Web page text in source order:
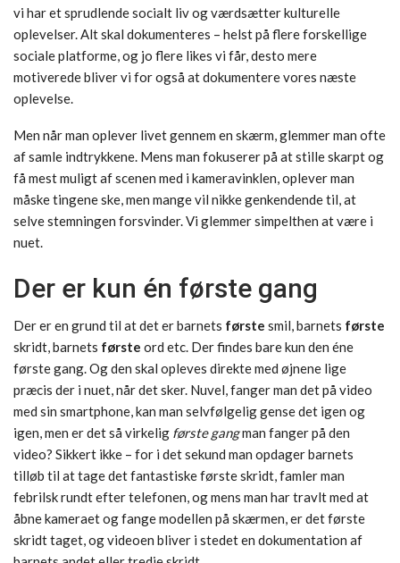
vi har et sprudlende socialt liv og værdsætter kulturelle
oplevelser. Alt skal dokumenteres – helst på flere forskellige
sociale platforme, og jo flere likes vi får, desto mere
motiverede bliver vi for også at dokumentere vores næste
oplevelse.
Men når man oplever livet gennem en skærm, glemmer man ofte
af samle indtrykkene. Mens man fokuserer på at stille skarpt og
få mest muligt af scenen med i kameravinklen, oplever man
måske tingene ske, men mange vil nikke genkendende til, at
selve stemningen forsvinder. Vi glemmer simpelthen at være i
nuet.
Der er kun én første gang
Der er en grund til at det er barnets første smil, barnets første
skridt, barnets første ord etc. Der findes bare kun den éne
første gang. Og den skal opleves direkte med øjnene lige
præcis der i nuet, når det sker. Nuvel, fanger man det på video
med sin smartphone, kan man selvfølgelig gense det igen og
igen, men er det så virkelig første gangman fanger på den
video? Sikkert ikke – for i det sekund man opdager barnets
tilløb til at tage det fantastiske første skridt, famler man
febrilsk rundt efter telefonen, og mens man har travlt med at
åbne kameraet og fange modellen på skærmen, er det første
skridt taget, og videoen bliver i stedet en dokumentation af